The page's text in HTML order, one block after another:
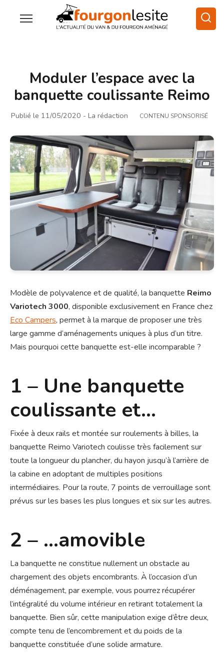
Moduler l’espace avec la
banquette coulissante Reimo
Publié le 11/05/2020 - La rédaction CONTENU SPONSORISÉ
Modèle de polyvalence et de qualité, la banquette Reimo
Variotech 3000, disponible exclusivement en France chez
Eco Campers, permet à la marque de proposer une très
large gamme d’aménagements uniques à plus d’un titre.
Mais pourquoi cette banquette est-elle incomparable ?
1 – Une banquette
coulissante et…
Fixée à deux rails et montée sur roulements à billes, la
banquette Reimo Variotech coulisse très facilement sur
toute la longueur du plancher, du hayon jusqu’à l’arrière de
la cabine en adoptant de multiples positions
intermédiaires. Pour la route, 7 points de verrouillage sont
prévus sur les bases les plus longues et six sur les autres.
2 – …amovible
La banquette ne constitue nullement un obstacle au
chargement des objets encombrants. À l’occasion d’un
déménagement, par exemple, vous pourrez récupérer
l’intégralité du volume intérieur en retirant totalement la
banquette. Bien sûr, cette manipulation exige d’être deux,
compte tenu de l’encombrement et du poids de la
banquette constituée d’une solide armature.